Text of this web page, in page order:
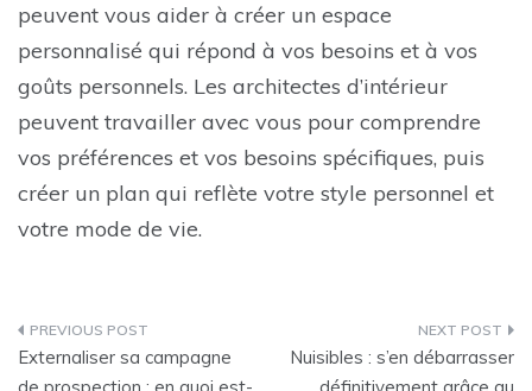
peuvent vous aider à créer un espace
personnalisé qui répond à vos besoins et à vos
goûts personnels. Les architectes d’intérieur
peuvent travailler avec vous pour comprendre
vos préférences et vos besoins spécifiques, puis
créer un plan qui reflète votre style personnel et
votre mode de vie.
Post
Externaliser sa campagne
de prospection : en quoi est-
Nuisibles : s’en débarrasser
définitivement grâce au